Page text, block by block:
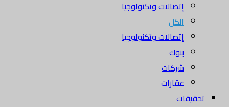
إتصالات وتكنولوجيا
الكل
إتصالات وتكنولوجيا
بنوك
شركات
عقارات
تحقيقات